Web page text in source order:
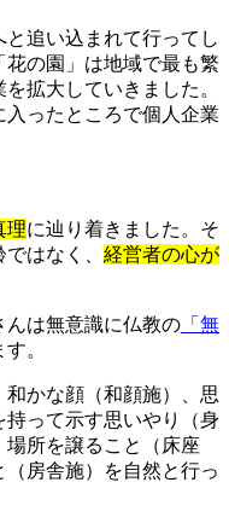
追い込まれて行ってし
の園」は地域で最も繁
拡大していきました。
ったところで個人企業
理に辿り着きました。そ
はなく、 経営者の心が
は無意識に仏教の 「無
。
かな顔（和顔施）、思
って示す思いやり（身
所を譲ること（床座
房舎施）を自然と行っ